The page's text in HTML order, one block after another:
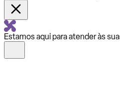
Estamos aqui para atender às